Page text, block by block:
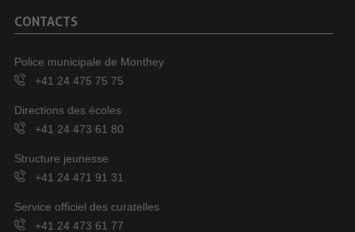
CONTACTS
Police municipale de Monthey
+41 24 475 75 75
Directions des écoles
+41 24 473 61 80
Structure jeunesse
+41 24 471 91 31
Service officiel des curatelles
+41 24 473 61 77